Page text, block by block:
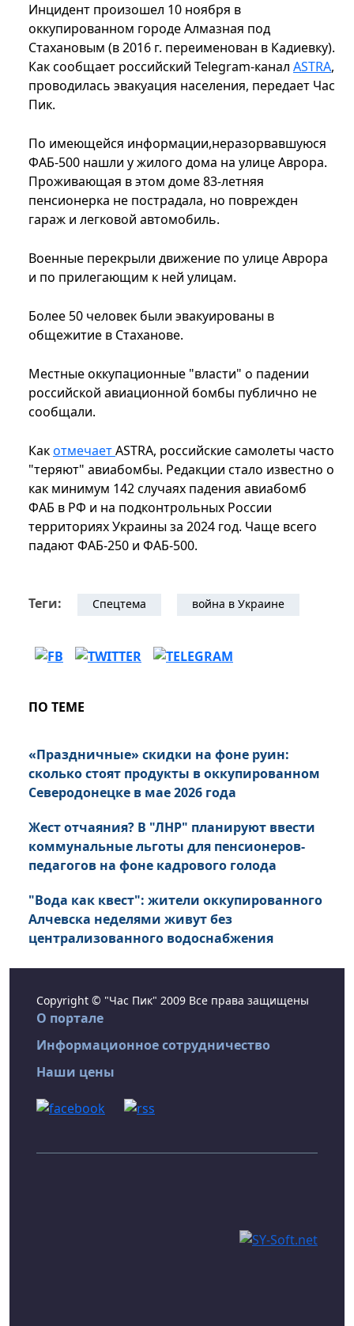
Инцидент произошел 10 ноября в
оккупированном городе Алмазная под
Стахановым (в 2016 г. переименован в Кадиевку).
Как сообщает российский Telegram-канал ASTRA,
проводилась эвакуация населения, передает Час
Пик.
По имеющейся информации,неразорвавшуюся
ФАБ-500 нашли у жилого дома на улице Аврора.
Проживающая в этом доме 83-летняя
пенсионерка не пострадала, но поврежден
гараж и легковой автомобиль.
Военные перекрыли движение по улице Аврора
и по прилегающим к ней улицам.
Более 50 человек были эвакуированы в
общежитие в Стаханове.
Местные оккупационные "власти" о падении
российской авиационной бомбы публично не
сообщали.
КакотмечаетASTRA, российские самолеты часто
"теряют" авиабомбы. Редакции стало известно о
как минимум 142 случаях падения авиабомб
ФАБ в РФ и на подконтрольных России
территориях Украины за 2024 год. Чаще всего
падают ФАБ-250 и ФАБ-500.
Теги: Спецтема война в Украине
ПО ТЕМЕ
«Праздничные» скидки на фоне руин:
сколько стоят продукты в оккупированном
Северодонецке в мае 2026 года
Жест отчаяния? В "ЛНР" планируют ввести
коммунальные льготы для пенсионеров-
педагогов на фоне кадрового голода
"Вода как квест": жители оккупированного
Алчевска неделями живут без
централизованного водоснабжения
Copyright © "Час Пик" 2009 Все права защищены
О портале
Информационное сотрудничество
Наши цены